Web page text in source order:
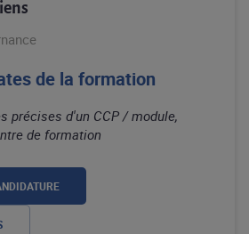
de la formation
précises d'un CCP / module,
de formation